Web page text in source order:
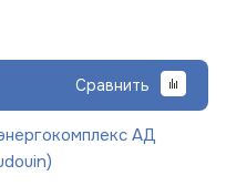
Сравнить
АД